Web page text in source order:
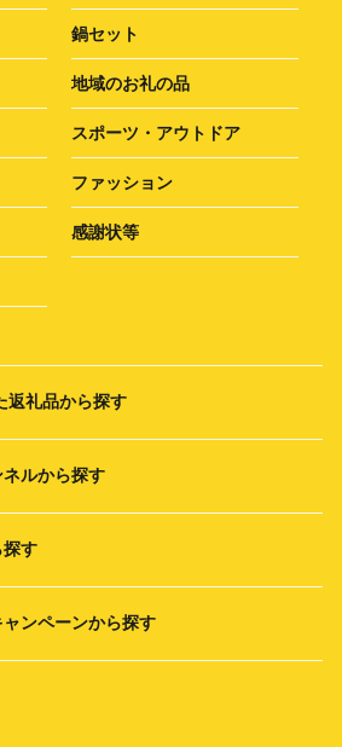
鍋セット
地域のお礼の品
スポーツ・アウトドア
ファッション
感謝状等
返礼品から探す
ルから探す
探す
ンペーンから探す